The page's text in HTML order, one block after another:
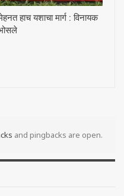
हाच यशाचा मार्ग : विनायक
and pingbacks are open.